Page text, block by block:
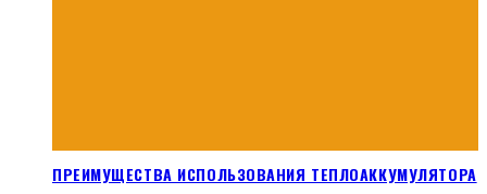
ПРЕИМУЩЕСТВА ИСПОЛЬЗОВАНИЯ ТЕПЛОАККУМУЛЯТОРА